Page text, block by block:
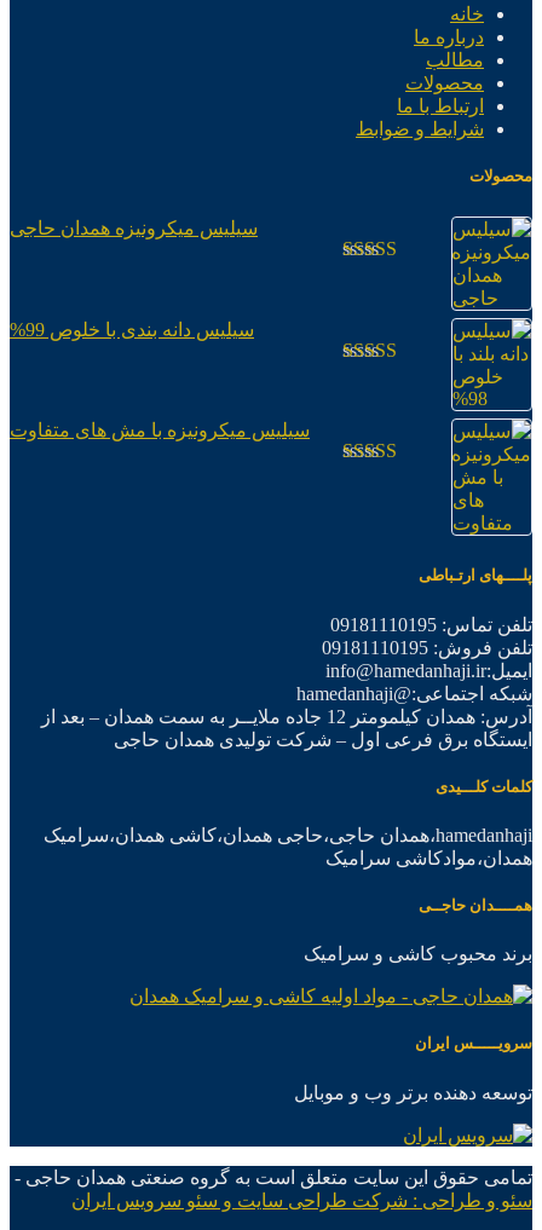
خانه
درباره ما
مطالب
محصولات
ارتباط با ما
شرایط و ضوابط
محصولات
سیلیس میکرونیزه همدان حاجی
سیلیس دانه بندی با خلوص 99%
سیلیس میکرونیزه با مش های متفاوت
پلــــهای ارتـباطی
تلفن تماس: 09181110195
تلفن فروش: 09181110195
ایمیل:info@hamedanhaji.ir
شبکه اجتماعی:@hamedanhaji
آدرس: همدان کیلمومتر 12 جاده ملایــر به سمت همدان – بعد از
ایستگاه برق فرعی اول – شرکت تولیدی همدان حاجی
کلمات کلـــیدی
hamedanhaji،همدان حاجی،حاجی همدان،کاشی همدان،سرامیک
همدان،موادکاشی سرامیک
همــــدان حاجــی
برند محبوب کاشی و سرامیک
سرویـــــس ایران
توسعه دهنده برتر وب و موبایل
تمامی حقوق این سایت متعلق است به گروه صنعتی همدان حاجی -
سئو و طراحی : شرکت طراحی سایت و سئو سرویس ایران